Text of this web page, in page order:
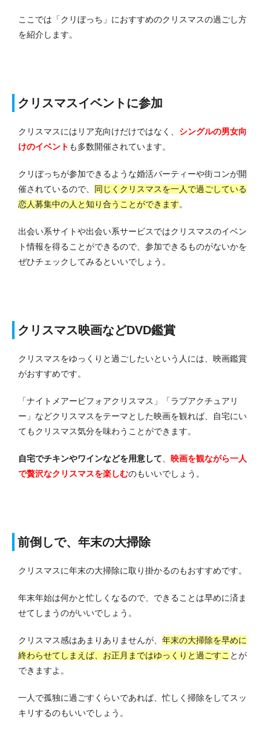
ここでは「クリぼっち」におすすめのクリスマスの過ごし方
を紹介します。
クリスマスイベントに参加
クリスマスにはリア充向けだけではなく、 シングルの男女向
けのイベント も多数開催されています。
クリぼっちが参加できるような婚活パーティーや街コンが開
催されているので、 同じくクリスマスを一人で過ごしている
恋人募集中の人と知り合うことができます。
出会い系サイトや出会い系サービスではクリスマスのイベン
ト情報を得ることができるので、参加できるものがないかを
ぜひチェックしてみるといいでしょう。
クリスマス映画などDVD鑑賞
クリスマスをゆっくりと過ごしたいという人には、映画鑑賞
がおすすめです。
「ナイトメアービフォアクリスマス」「ラブアクチュアリ
ー」などクリスマスをテーマとした映画を観れば、自宅にい
てもクリスマス気分を味わうことができます。
自宅でチキンやワインなどを用意して
映画を観ながら一人
で贅沢なクリスマスを楽しむのもいいでしょう。
前倒しで、年末の大掃除
クリスマスに年末の大掃除に取り掛かるのもおすすめです。
年末年始は何かと忙しくなるので、できることは早めに済ま
せてしまうのがいいでしょう。
クリスマス感はあまりありませんが、 年末の大掃除を早めに
終わらせてしまえば、お正月まではゆっくりと過ごすこ とが
できますよ。
一人で孤独に過ごすくらいであれば、忙しく掃除をしてスッ
キリするのもいいでしょう。